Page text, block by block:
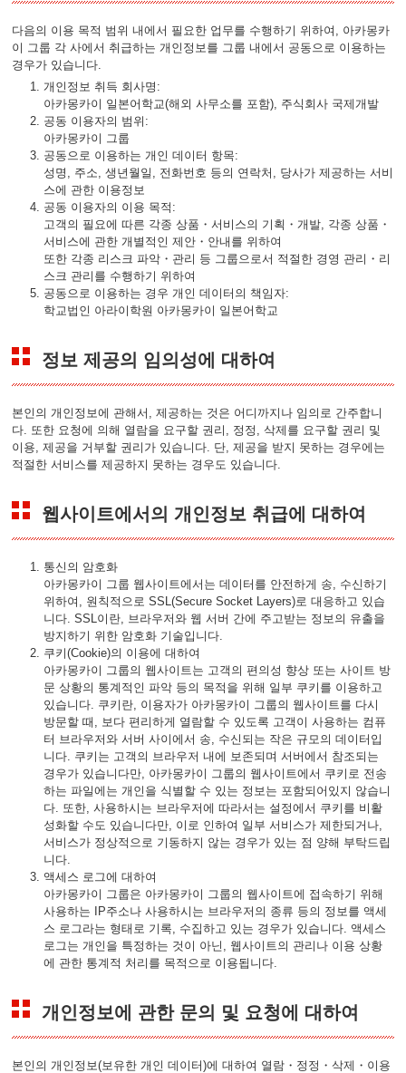
다음의 이용 목적 범위 내에서 필요한 업무를 수행하기 위하여, 아카몽카
이 그룹 각 사에서 취급하는 개인정보를 그룹 내에서 공동으로 이용하는
경우가 있습니다.
개인정보 취득 회사명:
아카몽카이 일본어학교(해외 사무소를 포함), 주식회사 국제개발
공동 이용자의 범위:
아카몽카이 그룹
공동으로 이용하는 개인 데이터 항목:
성명, 주소, 생년월일, 전화번호 등의 연락처, 당사가 제공하는 서비
스에 관한 이용정보
공동 이용자의 이용 목적:
고객의 필요에 따른 각종 상품・서비스의 기획・개발, 각종 상품・
서비스에 관한 개별적인 제안・안내를 위하여
또한 각종 리스크 파악・관리 등 그룹으로서 적절한 경영 관리・리
스크 관리를 수행하기 위하여
공동으로 이용하는 경우 개인 데이터의 책임자:
학교법인 아라이학원 아카몽카이 일본어학교
정보 제공의 임의성에 대하여
본인의 개인정보에 관해서, 제공하는 것은 어디까지나 임의로 간주합니
다. 또한 요청에 의해 열람을 요구할 권리, 정정, 삭제를 요구할 권리 및
이용, 제공을 거부할 권리가 있습니다. 단, 제공을 받지 못하는 경우에는
적절한 서비스를 제공하지 못하는 경우도 있습니다.
웹사이트에서의 개인정보 취급에 대하여
통신의 암호화
아카몽카이 그룹 웹사이트에서는 데이터를 안전하게 송, 수신하기
위하여, 원칙적으로 SSL(Secure Socket Layers)로 대응하고 있습
니다. SSL이란, 브라우저와 웹 서버 간에 주고받는 정보의 유출을
방지하기 위한 암호화 기술입니다.
쿠키(Cookie)의 이용에 대하여
아카몽카이 그룹의 웹사이트는 고객의 편의성 향상 또는 사이트 방
문 상황의 통계적인 파악 등의 목적을 위해 일부 쿠키를 이용하고
있습니다. 쿠키란, 이용자가 아카몽카이 그룹의 웹사이트를 다시
방문할 때, 보다 편리하게 열람할 수 있도록 고객이 사용하는 컴퓨
터 브라우저와 서버 사이에서 송, 수신되는 작은 규모의 데이터입
니다. 쿠키는 고객의 브라우저 내에 보존되며 서버에서 참조되는
경우가 있습니다만, 아카몽카이 그룹의 웹사이트에서 쿠키로 전송
하는 파일에는 개인을 식별할 수 있는 정보는 포함되어있지 않습니
다. 또한, 사용하시는 브라우저에 따라서는 설정에서 쿠키를 비활
성화할 수도 있습니다만, 이로 인하여 일부 서비스가 제한되거나,
서비스가 정상적으로 기동하지 않는 경우가 있는 점 양해 부탁드립
니다.
액세스 로그에 대하여
아카몽카이 그룹은 아카몽카이 그룹의 웹사이트에 접속하기 위해
사용하는 IP주소나 사용하시는 브라우저의 종류 등의 정보를 액세
스 로그라는 형태로 기록, 수집하고 있는 경우가 있습니다. 액세스
로그는 개인을 특정하는 것이 아닌, 웹사이트의 관리나 이용 상황
에 관한 통계적 처리를 목적으로 이용됩니다.
개인정보에 관한 문의 및 요청에 대하여
본인의 개인정보(보유한 개인 데이터)에 대하여 열람・정정・삭제・이용